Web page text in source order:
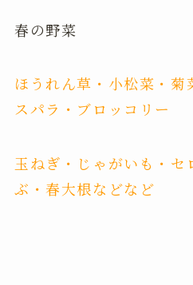
春の野菜
ほうれん草・小松菜・菊
スパラ・ブロッコリー
玉ねぎ・じゃがいも・セ
ぶ・春大根などなど